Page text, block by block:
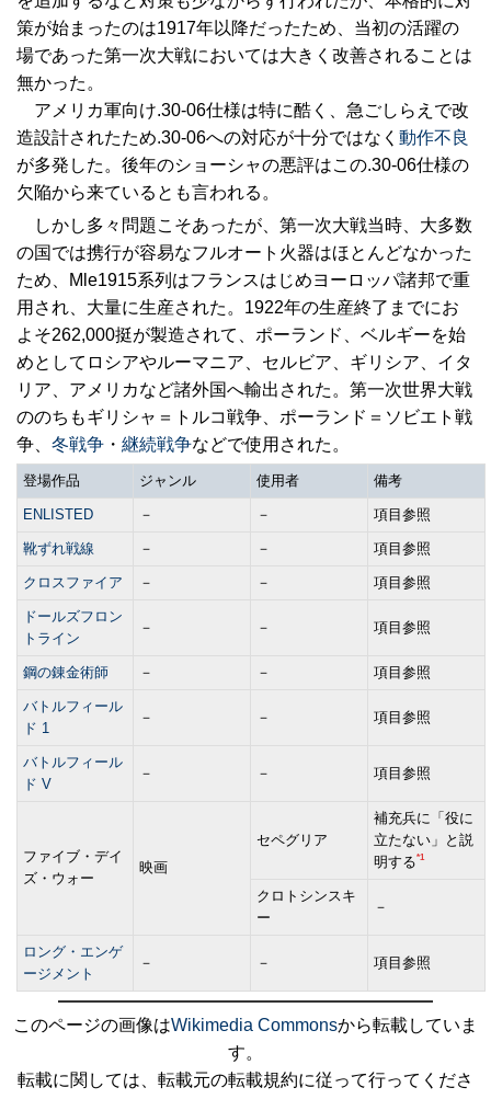
策が始まったのは1917年以降だったため、当初の活躍の
場であった第一次大戦においては大きく改善されることは
無かった。
アメリカ軍向け.30-06仕様は特に酷く、急ごしらえで改
造設計されたため.30-06への対応が十分ではなく 動作不良
が多発した。後年のショーシャの悪評はこの.30-06仕様の
欠陥から来ているとも言われる。
しかし多々問題こそあったが、第一次大戦当時、大多数
の国では携行が容易なフルオート火器はほとんどなかった
ため、Mle1915系列はフランスはじめヨーロッパ諸邦で重
用され、大量に生産された。1922年の生産終了までにお
よそ262,000挺が製造されて、ポーランド、ベルギーを始
めとしてロシアやルーマニア、セルビア、ギリシア、イタ
リア、アメリカなど諸外国へ輸出された。第一次世界大戦
ののちもギリシャ＝トルコ戦争、ポーランド＝ソビエト戦
争、 冬戦争 ・ 継続戦争などで使用された。
登場作品 ジャンル 使用者 備考
ENLISTED － － 項目参照
靴ずれ戦線 － － 項目参照
クロスファイア － － 項目参照
ドールズフロン
トライン
－ － 項目参照
鋼の錬金術師 － － 項目参照
バトルフィール
ド 1
－ － 項目参照
バトルフィール
ド V
－ － 項目参照
ファイブ・デイ
ズ・ウォー
映画
セペグリア
補充兵に「役に
立たない」と説
明する*1
クロトシンスキ
ー
－
ロング・エンゲ
ージメント
－ － 項目参照
このページの画像はWikimedia Commonsから転載していま
す。
転載に関しては、転載元の転載規約に従って行ってくださ